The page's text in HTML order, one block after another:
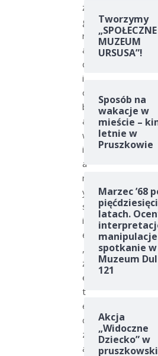
ż
g
r
a
ć
i
o
b
a
w
i
a
m
y
s
i
ę
,
ż
e
t
e
c
z
a
Tworzymy
„SPOŁECZNE
MUZEUM
URSUSA”!
Sposób na
wakacje w
mieście –
letnie w
Pruszkowie
Marzec ’68
latach.
spotkanie w
Muzeum
121
Akcja
„Widoczne
Dziecko” w